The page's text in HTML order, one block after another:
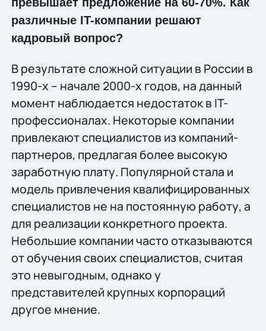
различные IT-компании решают
кадровый вопрос?
В результате сложной ситуации в России в
1990-х – начале 2000-х годов, на данный
момент наблюдается недостаток в IT-
профессионалах. Некоторые компании
привлекают специалистов из компаний-
партнеров, предлагая более высокую
заработную плату. Популярной стала и
модель привлечения квалифицированных
специалистов не на постоянную работу, а
для реализации конкретного проекта.
Небольшие компании часто отказываются
от обучения своих специалистов, считая
это невыгодным, однако у
представителей крупных корпораций
другое мнение.